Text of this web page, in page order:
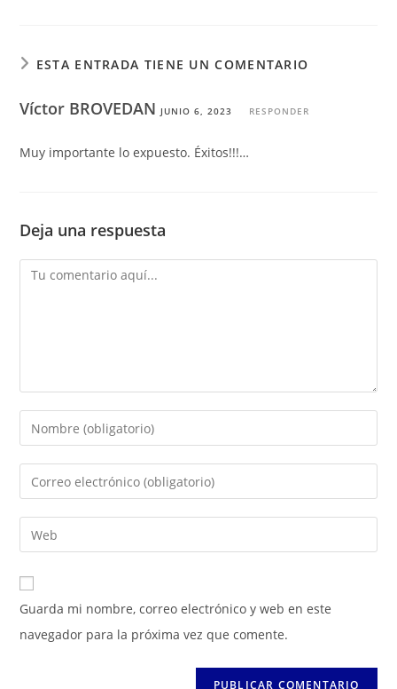
ESTA ENTRADA TIENE UN COMENTARIO
Víctor BROVEDAN JUNIO 6, 2023 RESPONDER
Muy importante lo expuesto. Éxitos!!!…
Deja una respuesta
Comentario
Introduce
tu
nombre
o
de
usuario
para
comentar
Introduce
tu
dirección
de
correo
electrónico
para
Introduce
la
URL
de
tu
Guarda mi nombre, correo electrónico y web en este
navegador para la próxima vez que comente.